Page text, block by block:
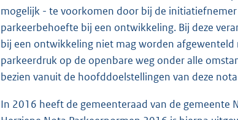
mogelijk - te voorkomen door bij de
parkeerbehoefte bij een ontwikkeling. Bij deze
bij een ontwikkeling niet mag worden afgewenteld
parkeerdruk op de openbare weg onder alle
bezien vanuit de hoofddoelstellingen van deze
In 2016 heeft de gemeenteraad van de gemeente